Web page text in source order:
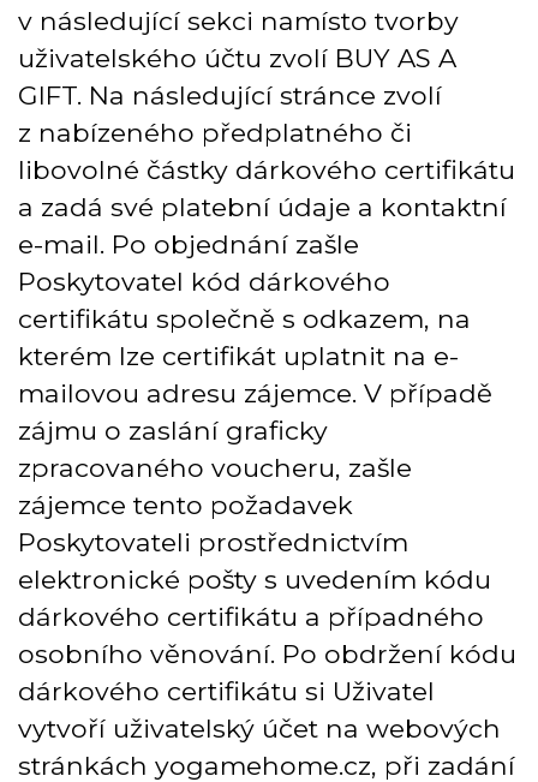
v následující sekci namísto tvorby
uživatelského účtu zvolí BUY AS A
GIFT. Na následující stránce zvolí
z nabízeného předplatného či
libovolné částky dárkového certifikátu
a zadá své platební údaje a kontaktní
e-mail. Po objednání zašle
Poskytovatel kód dárkového
certifikátu společně s odkazem, na
kterém lze certifikát uplatnit na e-
mailovou adresu zájemce. V případě
zájmu o zaslání graficky
zpracovaného voucheru, zašle
zájemce tento požadavek
Poskytovateli prostřednictvím
elektronické pošty s uvedením kódu
dárkového certifikátu a případného
osobního věnování. Po obdržení kódu
dárkového certifikátu si Uživatel
vytvoří uživatelský účet na webových
stránkách yogamehome.cz, při zadání